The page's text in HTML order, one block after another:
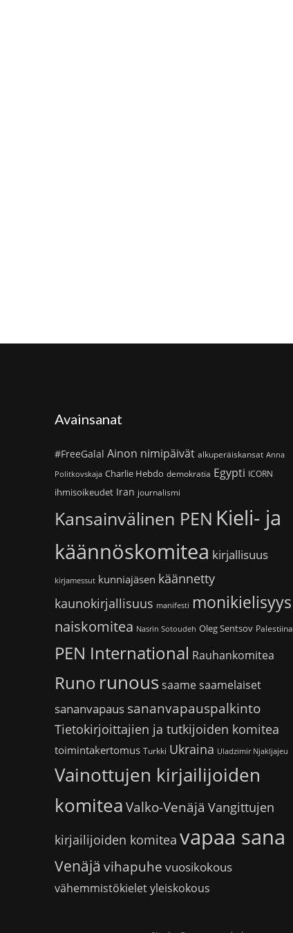
Avainsanat
#FreeGalal Ainon nimipäivät alkuperäiskansat Anna
Politkovskaja Charlie Hebdo demokratia Egypti ICORN
ihmisoikeudet Iran journalismi
Kansainvälinen PEN Kieli- ja
käännöskomitea kirjallisuus
kirjamessut kunniajäsen käännetty
kaunokirjallisuus manifesti monikielisyys
naiskomitea Nasrin Sotoudeh Oleg Sentsov Palestiina
PEN International Rauhankomitea
Runo runoussaamesaamelaiset
sananvapaus sananvapauspalkinto
Tietokirjoittajien ja tutkijoiden komitea
toimintakertomus Turkki Ukraina Uladzimir Njakljajeu
Vainottujen kirjailijoiden
komitea Valko-Venäjä Vangittujen
kirjailijoiden komitea vapaa sana
Venäjä vihapuhe vuosikokous
vähemmistökieletyleiskokous